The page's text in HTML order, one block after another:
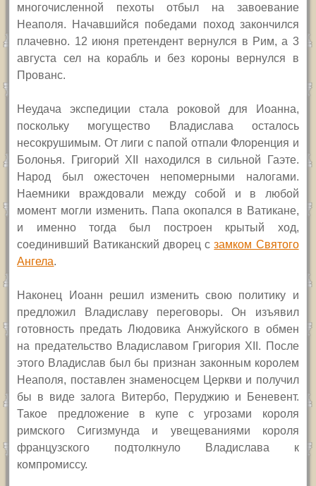
многочисленной пехоты отбыл на завоевание
Неаполя. Начавшийся победами поход закончился
плачевно. 12 июня претендент вернулся в Рим, а 3
августа сел на корабль и без короны вернулся в
Прованс.
Неудача экспедиции стала роковой для Иоанна,
поскольку могущество Владислава осталось
несокрушимым. От лиги с папой отпали Флоренция и
Болонья. Григорий XII находился в сильной Гаэте.
Народ был ожесточен непомерными налогами.
Наемники враждовали между собой и в любой
момент могли изменить. Папа окопался в Ватикане,
и именно тогда был построен крытый ход,
соединивший Ватиканский дворец сзамком Святого
Ангела.
Наконец Иоанн решил изменить свою политику и
предложил Владиславу переговоры. Он изъявил
готовность предать Людовика Анжуйского в обмен
на предательство Владиславом Григория XII. После
этого Владислав был бы признан законным королем
Неаполя, поставлен знаменосцем Церкви и получил
бы в виде залога Витербо, Перуджию и Беневент.
Такое предложение в купе с угрозами короля
римского Сигизмунда и увещеваниями короля
французского подтолкнуло Владислава к
компромиссу.